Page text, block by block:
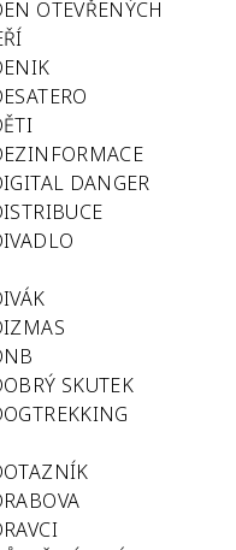
OTEVŘENÝCH
DANGER
SKUTEK